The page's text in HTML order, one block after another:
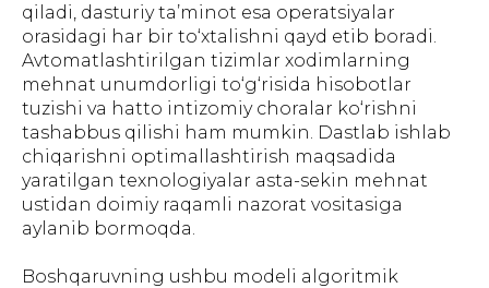
qiladi, dasturiy ta’minot esa operatsiyalar
orasidagi har bir to‘xtalishni qayd etib boradi.
Avtomatlashtirilgan tizimlar xodimlarning
mehnat unumdorligi to‘g‘risida hisobotlar
tuzishi va hatto intizomiy choralar ko‘rishni
tashabbus qilishi ham mumkin. Dastlab ishlab
chiqarishni optimallashtirish maqsadida
yaratilgan texnologiyalar asta-sekin mehnat
ustidan doimiy raqamli nazorat vositasiga
aylanib bormoqda.
Boshqaruvning ushbu modeli algoritmik